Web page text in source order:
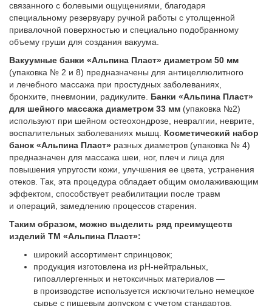
связанного с болевыми ощущениями, благодаря
специальному резервуару ручной работы с утолщенной
привалочной поверхностью и специально подобранному
объему груши для создания вакуума.
Вакуумные банки «Альпина Пласт» диаметром 50 мм
(упаковка № 2 и 8) предназначены для антицеллюлитного
и лечебного массажа при простудных заболеваниях,
бронхите, пневмонии, радикулите. Банки «Альпина Пласт»
для шейного массажа диаметром 33 мм (упаковка №2)
используют при шейном остеохондрозе, невралгии, неврите,
воспалительных заболеваниях мышц. Косметический набор
банок «Альпина Пласт» разных диаметров (упаковка № 4)
предназначен для массажа шеи, ног, плеч и лица для
повышения упругости кожи, улучшения ее цвета, устранения
отеков. Так, эта процедура обладает общим омолаживающим
эффектом, способствует реабилитации после травм
и операций, замедлению процессов старения.
Таким образом, можно выделить ряд пре­имуществ
изделий ТМ «Альпина Пласт»:
широкий ассортимент спринцовок;
продукция изготовлена из рН-нейтральных,
гипоаллергенных и нетоксичных материалов —
в производстве используется исключительно немецкое
сырье с пищевым допуском с учетом стандартов,